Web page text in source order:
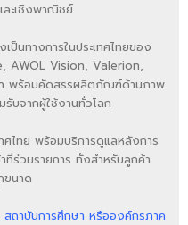
ะเชิงพาณิชย์
ป็นทางการในประเทศไทยของ
AWOL Vision, Valerion,
พร้อมคัดสรรผลิตภัณฑ์ด้านภาพ
รับจากผู้ใช้งานทั่วโลก
ศไทย พร้อมบริการดูแลหลังการ
ร่วมรายการ ทั้งสำหรับลูกค้า
ขนาด
สถาบันการศึกษา หรือองค์กรภาค